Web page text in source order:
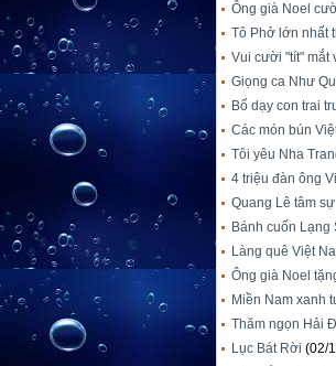
Ông già Noel
Tô Phở lớn nhất
Vui cười "tít" mắt
Giọng ca Như
Bố dạy con trai
Các món bún
Tôi yêu Nha
4 triệu đàn ông
Quang Lê tâm
Bánh cuốn Lạng
Làng quê Việt
Ông già Noel
Miền Nam xanh
Thăm ngọn Hải
Lục Bát Rời (02/